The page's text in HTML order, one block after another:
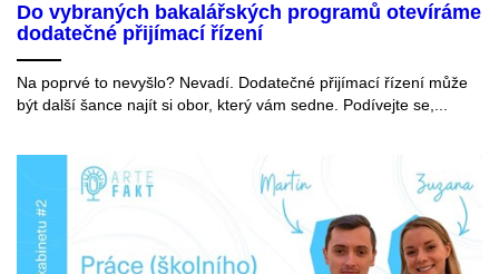
Do vybraných bakalářských programů otevíráme
dodatečné přijímací řízení
Na poprvé to nevyšlo? Nevadí. Dodatečné přijímací řízení může
být další šance najít si obor, který vám sedne. Podívejte se,...